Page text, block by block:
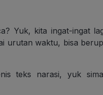
Yuk, kita ingat-ingat
urutan waktu, bisa
teks narasi, yuk